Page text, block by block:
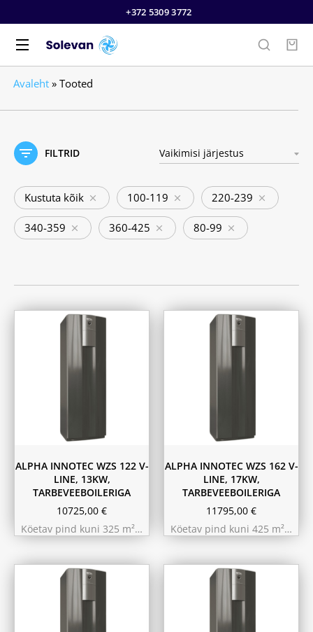
+372 5309 3772
Avaleht » Tooted
FILTRID
Kustuta kõik 100-119 220-239
340-359 360-425 80-99
ALPHA INNOTEC WZS 122 V-
LINE, 13KW,
TARBEVEEBOILERIGA
10725,00 €
Köetav pind kuni 325 m²…
ALPHA INNOTEC WZS 162 V-
LINE, 17KW,
TARBEVEEBOILERIGA
11795,00 €
Köetav pind kuni 425 m²…